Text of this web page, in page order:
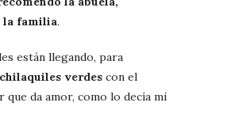
la familia.
están llegando, para
chilaquiles verdes con el
que da amor, como lo decía mi